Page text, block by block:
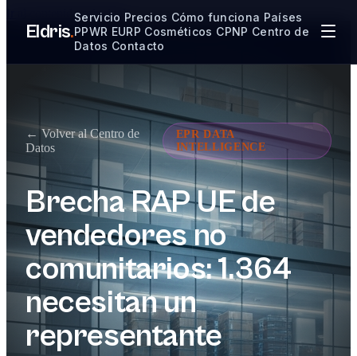
Ir al contenido principal
Eldris.
Servicio Precios Cómo funciona Países
PPWR EURP Cosméticos CPNP Centro de
Datos Contacto
← Volver al Centro de
Datos
EPR DATA
INTELLIGENCE
Brecha RAP UE de
vendedores no
comunitarios: 1.364
necesitan un
representante